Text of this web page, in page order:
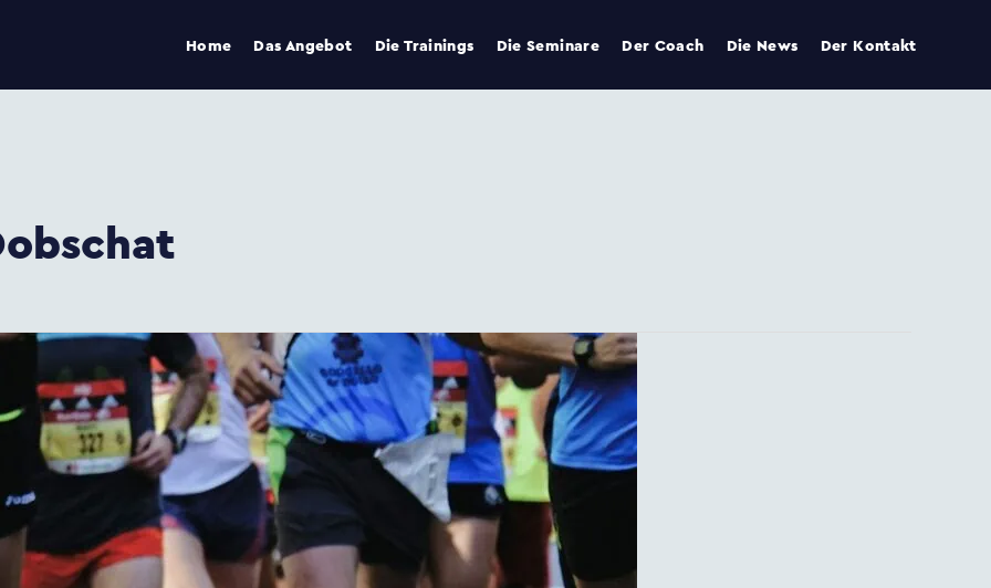
Home Das Angebot Die Trainings Die Seminare Der Coach Die News Der Kontakt